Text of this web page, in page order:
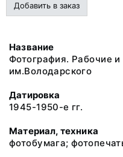
Добавить в заказ
Название
Фотография. Рабочие
им.Володарского
Датировка
1945-1950-е гг.
Материал, техника
фотобумага;